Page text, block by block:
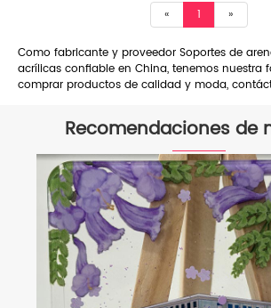
« 1 »
Como fabricante y proveedor Soportes de
acrílicas confiable en China, tenemos nuestra
comprar productos de calidad y moda,
Recomendaciones de